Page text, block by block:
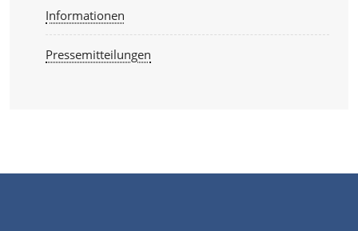
Informationen
Pressemitteilungen